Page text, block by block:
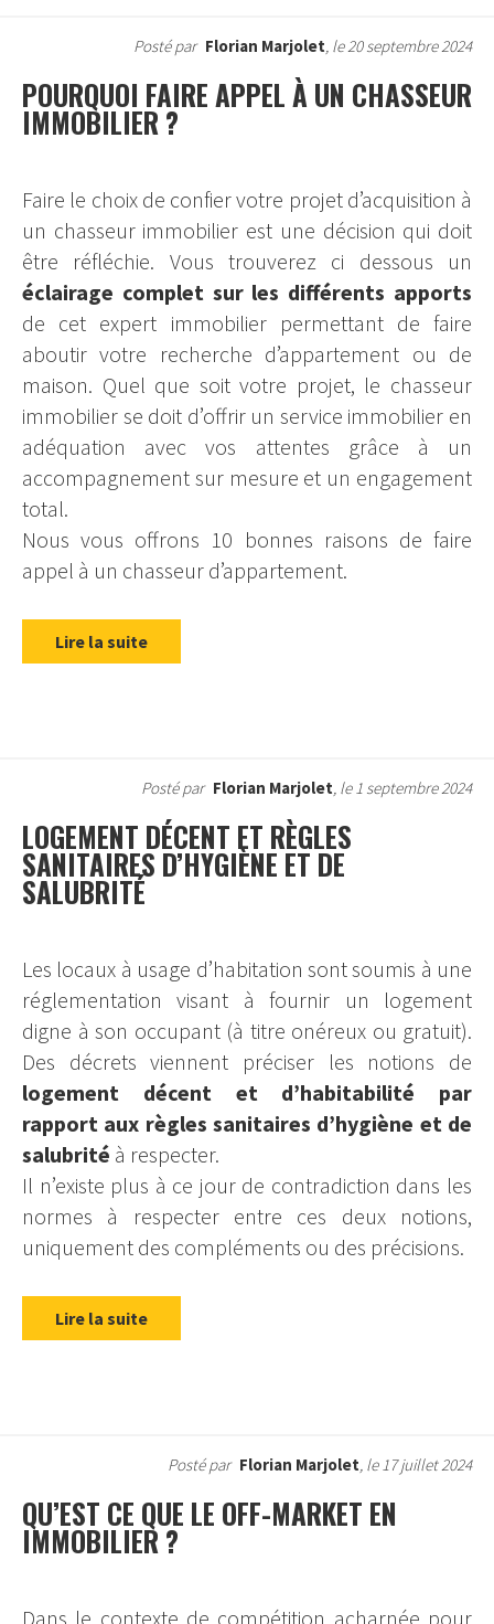
Posté par Florian Marjolet, le 20 septembre 2024
POURQUOI FAIRE APPEL À UN CHASSEUR
IMMOBILIER ?
Faire le choix de confier votre projet d’acquisition à
un chasseur immobilier est une décision qui doit
être réfléchie. Vous trouverez ci dessous un
éclairage complet sur les différents apports
de cet expert immobilier permettant de faire
aboutir votre recherche d’appartement ou de
maison. Quel que soit votre projet, le chasseur
immobilier se doit d’offrir un service immobilier en
adéquation avec vos attentes grâce à un
accompagnement sur mesure et un engagement
total.
Nous vous offrons 10 bonnes raisons de faire
appel à un chasseur d’appartement.
Lire la suite
Posté par Florian Marjolet, le 1 septembre 2024
LOGEMENT DÉCENT ET RÈGLES
SANITAIRES D’HYGIÈNE ET DE
SALUBRITÉ
Les locaux à usage d’habitation sont soumis à une
réglementation visant à fournir un logement
digne à son occupant (à titre onéreux ou gratuit).
Des décrets viennent préciser les notions de
logement décent et d’habitabilité par
rapport aux règles sanitaires d’hygiène et de
salubrité à respecter.
Il n’existe plus à ce jour de contradiction dans les
normes à respecter entre ces deux notions,
uniquement des compléments ou des précisions.
Lire la suite
Posté par Florian Marjolet, le 17 juillet 2024
QU’EST CE QUE LE OFF-MARKET EN
IMMOBILIER ?
Dans le contexte de compétition acharnée pour